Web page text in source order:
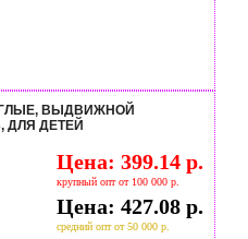
ВЫДВИЖНОЙ
ДЛЯ ДЕТЕЙ
Цена: 399.14 р.
крупный опт от 100 000 р.
Цена: 427.08 р.
средний опт от 50 000 р.